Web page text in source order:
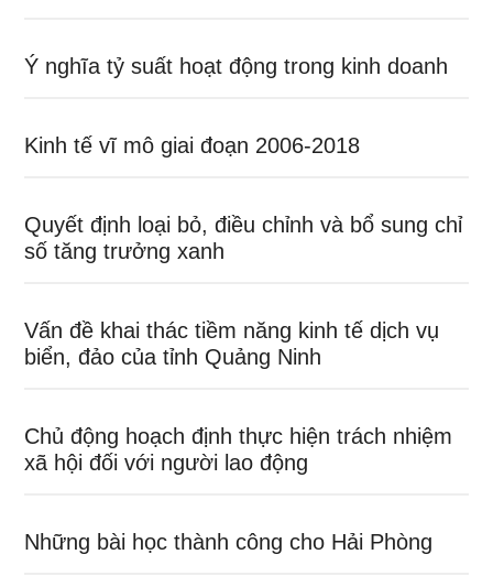
Ý nghĩa tỷ suất hoạt động trong kinh doanh
Kinh tế vĩ mô giai đoạn 2006-2018
Quyết định loại bỏ, điều chỉnh và bổ sung chỉ
số tăng trưởng xanh
Vấn đề khai thác tiềm năng kinh tế dịch vụ
biển, đảo của tỉnh Quảng Ninh
Chủ động hoạch định thực hiện trách nhiệm
xã hội đối với người lao động
Những bài học thành công cho Hải Phòng